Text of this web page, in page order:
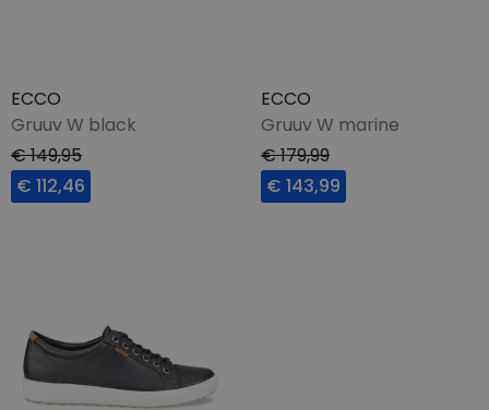
ECCO
Gruuv W black
€ 149,95
€ 112,46
ECCO
Gruuv W marine
€ 179,99
€ 143,99